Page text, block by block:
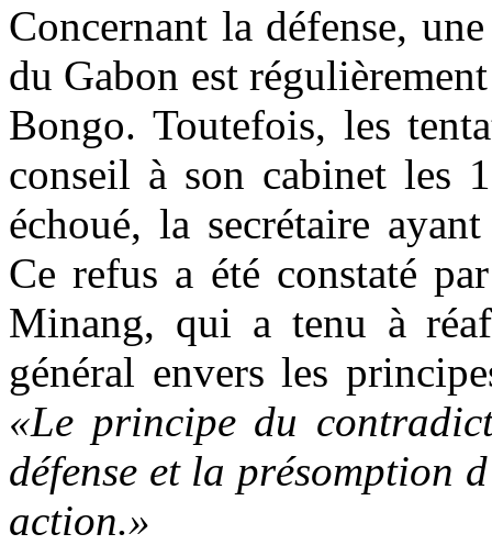
Concernant la défense,
du Gabon est
Bongo. Toutefois, les
conseil à son cabinet les
échoué, la secrétaire
Ce refus a été constaté
Minang, qui a tenu à
général envers les
«Le principe du
défense et la présomption
action.»